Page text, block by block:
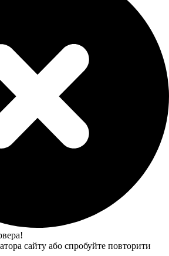
сайту або спробуйте повторити